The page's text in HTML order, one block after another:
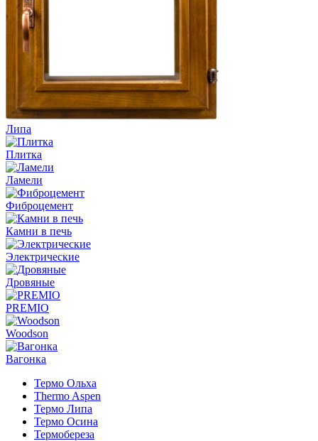
Липа
Плитка
Ламели
Фиброцемент
Камни в печь
Электрические
Дровяные
PREMIO
Woodson
Вагонка
Термо Ольха
Thermo Aspen
Термо Липа
Термо Осина
Термобереза